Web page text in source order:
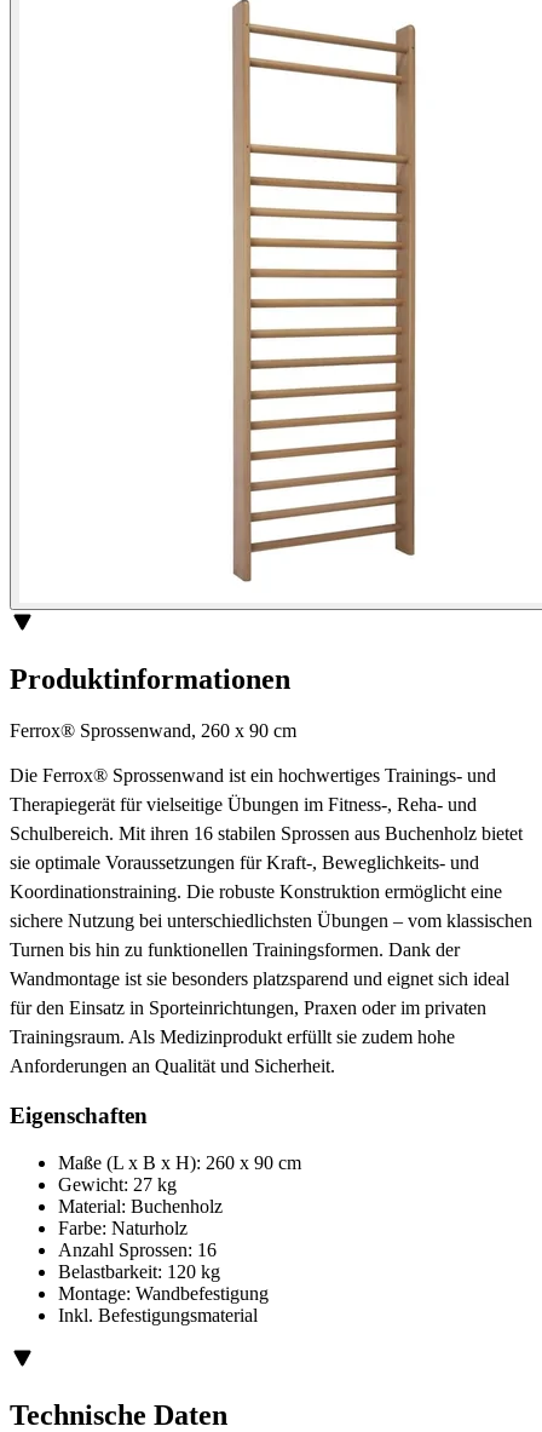
Produktinformationen
Ferrox® Sprossenwand, 260 x 90 cm
Die Ferrox® Sprossenwand ist ein hochwertiges Trainings- und
Therapiegerät für vielseitige Übungen im Fitness-, Reha- und
Schulbereich. Mit ihren 16 stabilen Sprossen aus Buchenholz bietet
sie optimale Voraussetzungen für Kraft-, Beweglichkeits- und
Koordinationstraining. Die robuste Konstruktion ermöglicht eine
sichere Nutzung bei unterschiedlichsten Übungen – vom klassischen
Turnen bis hin zu funktionellen Trainingsformen. Dank der
Wandmontage ist sie besonders platzsparend und eignet sich ideal
für den Einsatz in Sporteinrichtungen, Praxen oder im privaten
Trainingsraum. Als Medizinprodukt erfüllt sie zudem hohe
Anforderungen an Qualität und Sicherheit.
Eigenschaften
Maße (L x B x H): 260 x 90 cm
Gewicht: 27 kg
Material: Buchenholz
Farbe: Naturholz
Anzahl Sprossen: 16
Belastbarkeit: 120 kg
Montage: Wandbefestigung
Inkl. Befestigungsmaterial
Technische Daten